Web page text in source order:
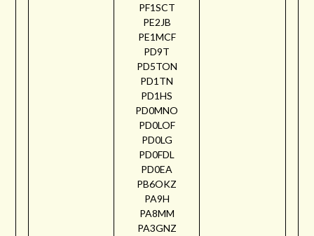
PF1SCT
PE2JB
PE1MCF
PD9T
PD5TON
PD1TN
PD1HS
PD0MNO
PD0LOF
PD0LG
PD0FDL
PD0EA
PB6OKZ
PA9H
PA8MM
PA3GNZ